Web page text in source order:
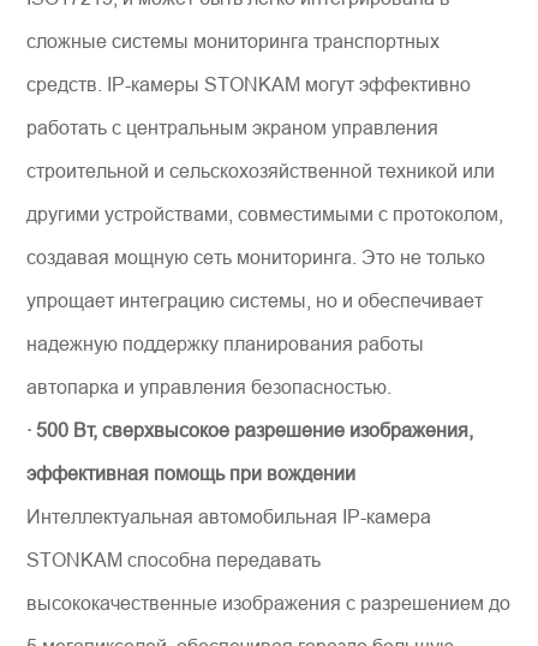
сложные системы мониторинга транспортных
средств. IP-камеры STONKAM могут эффективно
работать с центральным экраном управления
строительной и сельскохозяйственной техникой или
другими устройствами, совместимыми с протоколом,
создавая мощную сеть мониторинга. Это не только
упрощает интеграцию системы, но и обеспечивает
надежную поддержку планирования работы
автопарка и управления безопасностью.
· 500 Вт, сверхвысокое разрешение изображения,
эффективная помощь при вождении
Интеллектуальная автомобильная IP-камера
STONKAM способна передавать
высококачественные изображения с разрешением до